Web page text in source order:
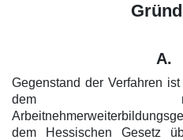
A.
Gegenstand der Verfahren
dem nordrhein-
dem Hessischen Gesetz